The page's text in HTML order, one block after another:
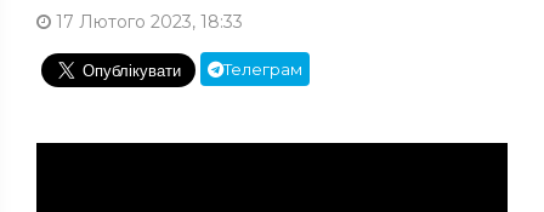
17 Лютого 2023, 18:33
Телеграм